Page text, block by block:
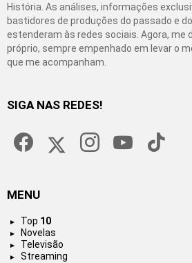
História. As análises, informações
bastidores de produções do passado e
estenderam às redes sociais. Agora, me
próprio, sempre empenhado em levar o
que me acompanham.
SIGA NAS REDES!
MENU
Top 10
Novelas
Televisão
Streaming